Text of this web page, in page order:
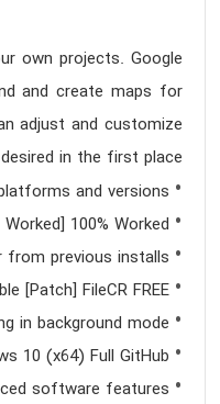
own projects. Google
and create maps for
adjust and customize
in the first place.
and versions
100% Worked
previous installs
[Patch] FileCR FREE
in background mode
10 (x64) Full GitHub
software features